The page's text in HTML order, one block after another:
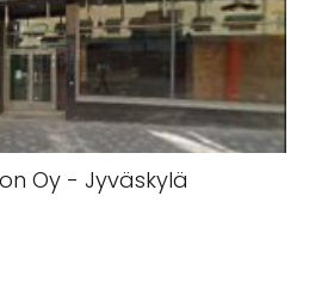
Oy - Jyväskylä